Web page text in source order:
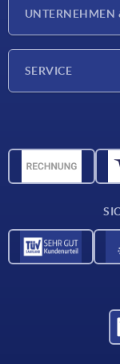
UNTERNEHMEN
SERVICE